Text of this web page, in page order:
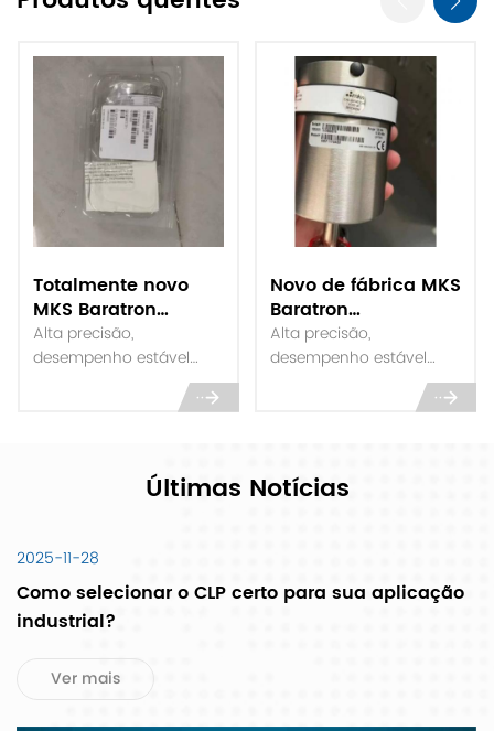
Totalmente novo
MKS Baratron
627BX13TDC1BS179
manômetro de
Alta precisão,
desempenho estável
automação industrial Em
Novo de fábrica MKS
Baratron
625F11TGAEB
Manômetro de
Alta precisão,
desempenho estável
automação industrial Em
Últimas Notícias
2025-11-28
Como selecionar o CLP certo para sua aplicação
industrial?
Ver mais